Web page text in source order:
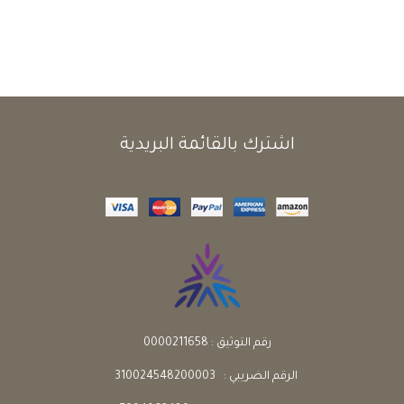
اشترك بالقائمة البريدية
رقم التوثيق : 0000211658
الرقم الضريبي : 310024548200003